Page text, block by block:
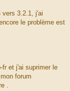
vers 3.2.1, j'ai
le problème est
fr et j'ai suprimer le
forum
.